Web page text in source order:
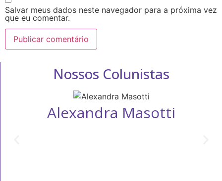
Salvar meus dados neste navegador para a próxima vez
que eu comentar.
Nossos Colunistas
Alexandra Masotti